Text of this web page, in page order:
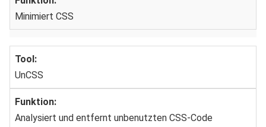
Minimiert CSS
UnCSS
Analysiert und entfernt unbenutzten CSS-Code